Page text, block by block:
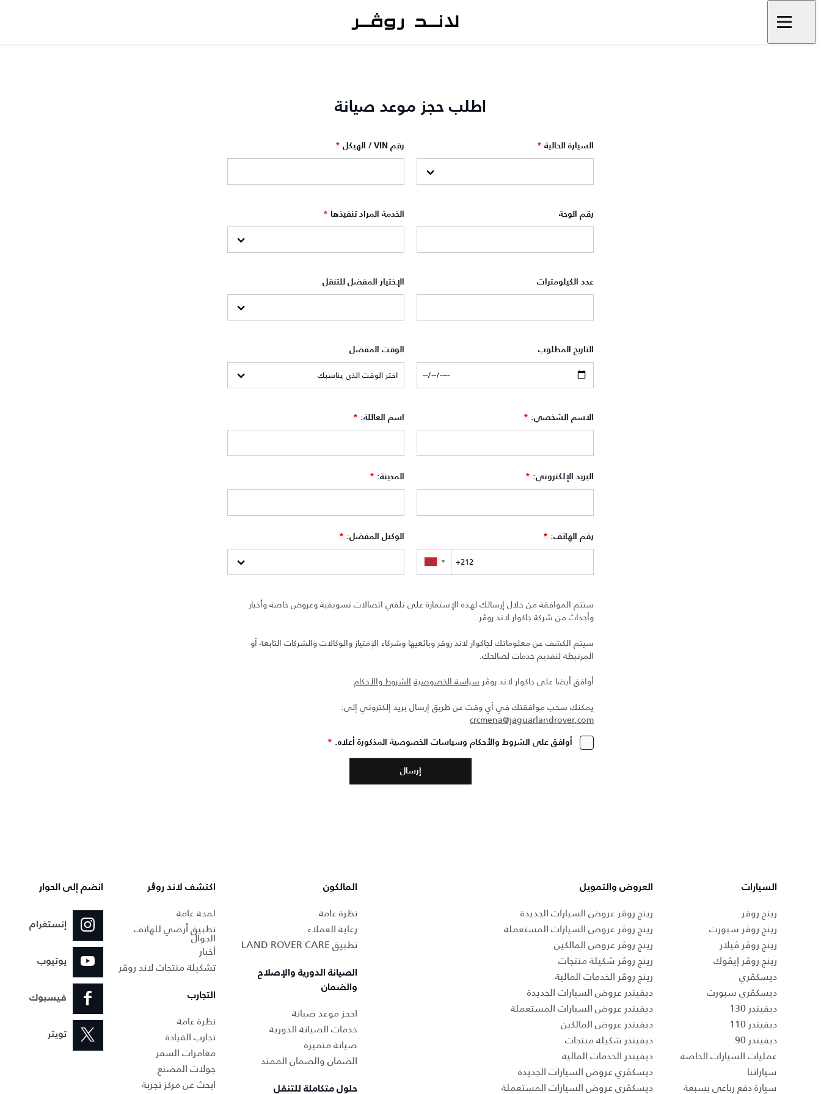
اطلب حجز موعد صيانة
السيارة الحالية * رقم VIN / الهيكل *
رقم الوحة الخدمة المراد تنفيذها *
عدد الكيلومترات الإختيار المفضل للتنقل
التاريخ المطلوب الوقت المفضل
الاسم الشخصي: * اسم العائلة: *
البريد الإلكتروني: * المدينة: *
رقم الهاتف: *
▼
الوكيل المفضل: *
ستتم الموافقة من خلال إرسالك لهذه الإستمارة على تلقي اتصالات تسويقية وعروض خاصة وأخبار
وأحداث من شركة جاكوار لاند روڤر.
سيتم الكشف عن معلوماتك لجاكوار لاند روڤر وبائعيها وشركاء الإمتياز والوكالات والشركات التابعة أو
المرتبطة لتقديم خدمات لصالحك.
أوافق أيضا على جاكوار لاند روڤر سياسة الخصوصية الشروط والأحكام
يمكنك سحب موافقتك في أي وقت عن طريق إرسال بريد إلكتروني إلى:
crcmena@jaguarlandrover.com
أوافق على الشروط والأحكام وسياسات الخصوصية المذكورة أعلاه. *
السيارات
رينج روڤر
رينج روڤر سبورت
رينج روڤر ڤيلار
رينج روڤر إيڤوك
ديسكڤري
ديسكڤري سبورت
ديفيندر 130
ديفيندر 110
ديفيندر 90
عمليات السيارات الخاصة
سياراتنا
سيارة دفع رباعي بسبعة
العروض والتمويل
رينج روڤر عروض السيارات الجديدة
رينج روڤر عروض السيارات المستعملة
رينج روڤر عروض المالكين
رينج روڤر شكيلة منتجات
رينج روڤر الخدمات المالية
ديفيندر عروض السيارات الجديدة
ديفيندر عروض السيارات المستعملة
ديفيندر عروض المالكين
ديفيندر شكيلة منتجات
ديفيندر الخدمات المالية
ديسكڤري عروض السيارات الجديدة
ديسكڤري عروض السيارات المستعملة
المالكون
نظرة عامة
رعاية العملاء
تطبيق LAND ROVER CARE
الصيانة الدورية والإصلاح
والضمان
احجز موعد صيانة
خدمات الصيانة الدورية
صيانة متميزة
الضمان والضمان الممتد
حلول متكاملة للتنقل
اكتشف لاند روڨر
لمحة عامة
تطبيق أرضي للهاتف
الجوال
أخبار
تشكيلة منتجات لاند روڤر
التجارب
نظرة عامة
تجارب القيادة
مغامرات السفر
جولات المصنع
ابحث عن مركز تجربة
انضم إلى الحوار
إنستغرام
يوتيوب
فيسبوك
تويتر